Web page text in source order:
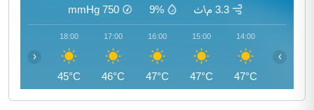
3.3 م\ث 9%
750
mmHg
14:00
47°C
15:00
47°C
16:00
47°C
17:00
46°C
18:00
45°C
‹ ›